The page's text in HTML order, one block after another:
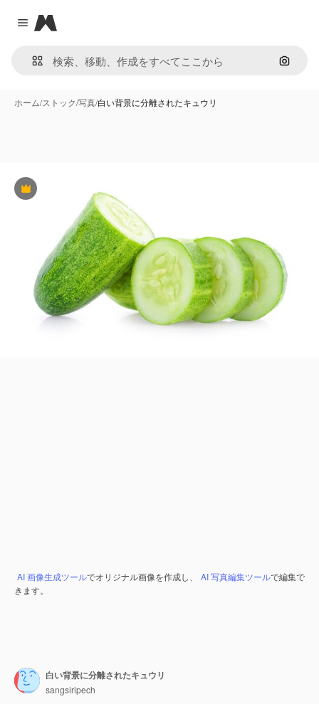
Close menu
Magnific
画像で
ホーム/ストック/写真/白い背景に分離されたキュウリ
Premium
AI 画像生成ツールでオリジナル画像を作成し、 AI 写真編集ツールで編集で
きます。
白い背景に分離されたキュウリ
sangsiripech